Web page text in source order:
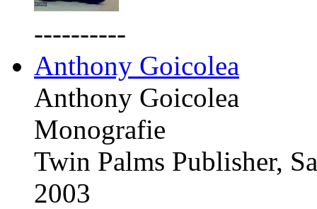
----------
Anthony Goicolea
Anthony Goicolea
Monografie
Twin Palms Publisher,
2003